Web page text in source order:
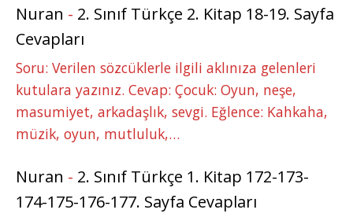
Nuran - 2. Sınıf Türkçe 2. Kitap 18-19. Sayfa
Cevapları
Soru: Verilen sözcüklerle ilgili aklınıza gelenleri
kutulara yazınız. Cevap: Çocuk: Oyun, neşe,
masumiyet, arkadaşlık, sevgi. Eğlence: Kahkaha,
müzik, oyun, mutluluk,…
Nuran - 2. Sınıf Türkçe 1. Kitap 172-173-
174-175-176-177. Sayfa Cevapları